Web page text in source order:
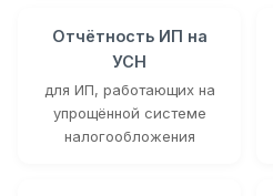
Отчётность ИП на
УСН
для ИП, работающих на
упрощённой системе
налогообложения